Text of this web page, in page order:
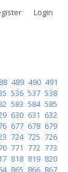
Login
489 490 491
536 537 538
583 584 585
630 631 632
677 678 679
724 725 726
771 772 773
818 819 820
865 866 867